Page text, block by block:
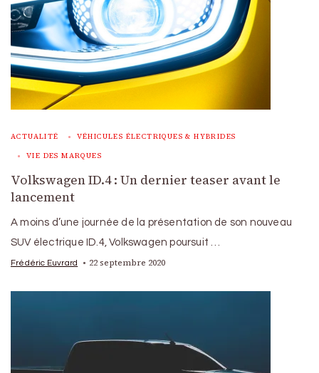
ACTUALITÉ VÉHICULES ÉLECTRIQUES & HYBRIDES
VIE DES MARQUES
Volkswagen ID.4 : Un dernier teaser avant le
lancement
A moins d’une journée de la présentation de son nouveau
SUV électrique ID.4, Volkswagen poursuit …
Frédéric Euvrard 22 septembre 2020